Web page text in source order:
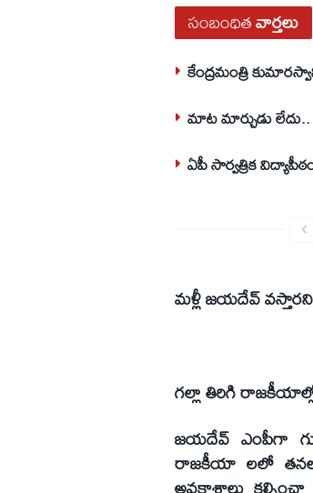
సంబంధితవార్తలు
కేంద్రమంత్రి
మాట మార్చుడు
ఏపీ సార్వత్రిక
మళ్లీ జయదేవ్‌
గల్లా తిరిగి
జయదేవ్‌ ఎంపీగా
రాజకీయా లలో